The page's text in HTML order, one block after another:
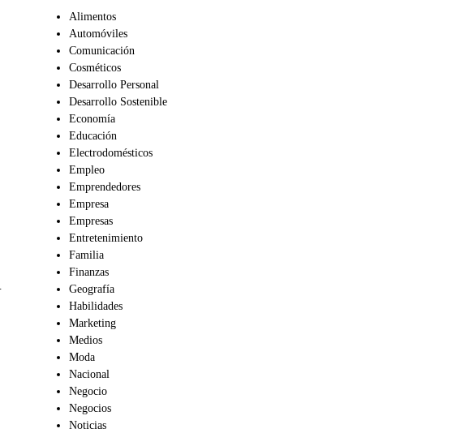
Alimentos
Automóviles
Comunicación
Cosméticos
Desarrollo Personal
Desarrollo Sostenible
Economía
Educación
Electrodomésticos
Empleo
Emprendedores
Empresa
Empresas
Entretenimiento
Familia
Finanzas
Geografía
Habilidades
Marketing
Medios
Moda
Nacional
Negocio
Negocios
Noticias